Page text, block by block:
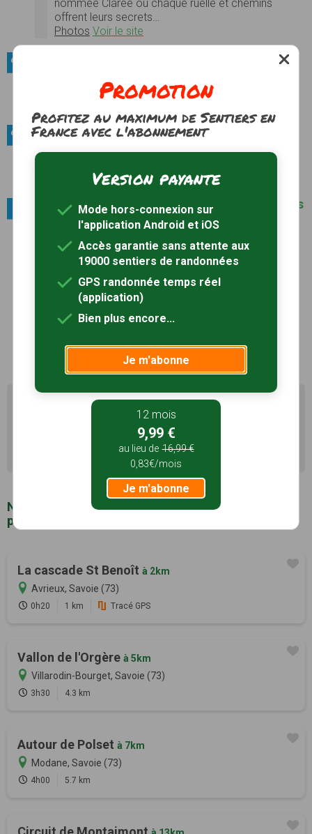
nommée Clarée où chaque ruelle et chemins
offrent leurs secrets…
Photos Voir le site
Grotte des 50 ânes
Voir le site
Sites naturels / Cascades
Voir le site
Villes et villages / Parmi les plus beaux villages
de France
En Savoie, dans la Vallée de la Haute-Maurienne,
Bonneval-sur-Arc calfeutre, durant 6 à 7 mois de
l’année, ses maisons de pierre aux toits de lauze
dans une épaisse masse cotonneuse d’où
n’émergent que les cheminées typiques et le
sommet de l’église...Voir le site
Il existe d'autres sentiers de randonnée à Aussois (73)
Recherche avancée Aussois
Notre sélection de sentiers de randonnée à
proximité de Aussois (73)
La cascade St Benoît à 2km
Avrieux, Savoie (73)
0h20 1 km Tracé GPS
Vallon de l'Orgère à 5km
Villarodin-Bourget, Savoie (73)
3h30 4.3 km
Autour de Polset à 7km
Modane, Savoie (73)
4h00 5.7 km
Promotion
Profitez au maximum de Sentiers en
France avec l'abonnement
Version payante
Mode hors-connexion sur
l'application Android et iOS
Accès garantie sans attente aux
19000 sentiers de randonnées
GPS randonnée temps réel
(application)
Bien plus encore...
Je m'abonne
12 mois
9,99 €
au lieu de 16,99 €
0,83€/mois
Je m'abonne